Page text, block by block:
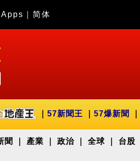
简体
57新聞王 57爆新聞
聞 產業 政治 全球 台股